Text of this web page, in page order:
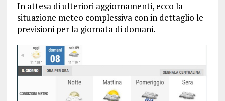
In attesa di ulteriori aggiornamenti, ecco la
situazione meteo complessiva con in dettaglio le
previsioni per la giornata di domani.